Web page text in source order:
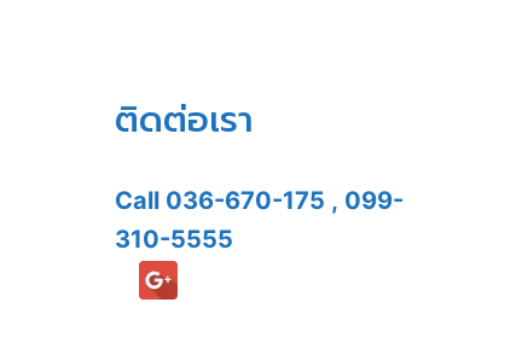
ติดต่อเรา
Call 036-670-175 , 099-
310-5555